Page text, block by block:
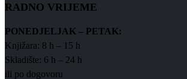
RADNO VRIJEME
PONEDJELJAK – PETAK:
Knjižara: 8 h – 15 h
Skladište: 6 h – 24 h
ili po dogovoru